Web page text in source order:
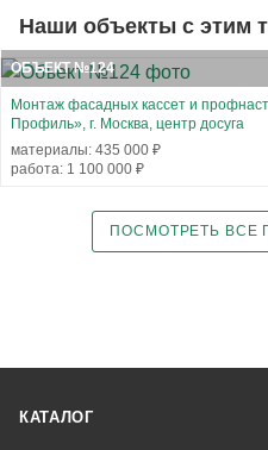
Наши объекты с этим
ОБЪЕКТ №124
Монтаж фасадных кассет и
Профиль», г. Москва, центр досуга
материалы: 435 000 ₽
работа: 1 100 000 ₽
ПОСМОТРЕТЬ ВСЕ
КАТАЛОГ